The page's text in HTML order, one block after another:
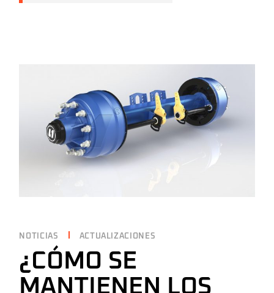
NOTICIAS ACTUALIZACIONES
¿CÓMO SE
MANTIENEN LOS